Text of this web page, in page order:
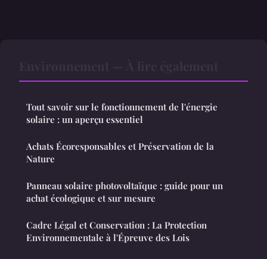
Tout savoir sur le fonctionnement de l'énergie
solaire : un aperçu essentiel
Achats Écoresponsables et Préservation de la
Nature
Panneau solaire photovoltaïque : guide pour un
achat écologique et sur mesure
Cadre Légal et Conservation : La Protection
Environnementale à l'Épreuve des Lois